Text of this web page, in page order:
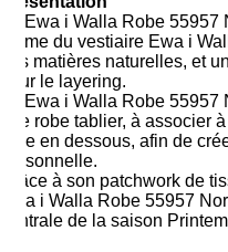
La Ewa i Walla Robe
même du vestiaire Ewa i
des matières naturelles, et
pour le layering.
La Ewa i Walla Robe
une robe tablier, à associer
robe en dessous, afin de
personnelle.
Grâce à son patchwork de
Ewa i Walla Robe 55957
centrale de la saison